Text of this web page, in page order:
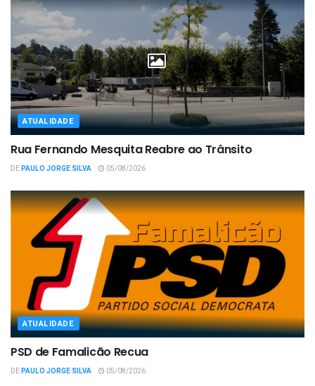
ATUALIDADE
Rua Fernando Mesquita Reabre ao Trânsito
DEPAULO JORGE SILVA 05/08/2026
ATUALIDADE
PSD de Famalicão Recua
DEPAULO JORGE SILVA 05/08/2026